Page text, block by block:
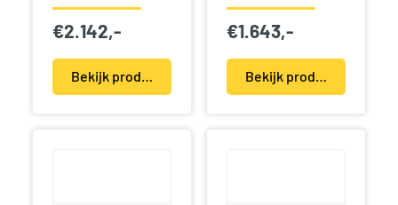
€2.142,-
Bekijk product(en)
€1.643,-
Bekijk product(en)